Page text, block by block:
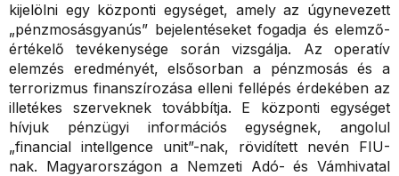
kijelölni egy központi egységet, amely az úgynevezett
„pénzmosásgyanús” bejelentéseket fogadja és elemző-
értékelő tevékenysége során vizsgálja. Az operatív
elemzés eredményét, elsősorban a pénzmosás és a
terrorizmus finanszírozása elleni fellépés érdekében az
illetékes szerveknek továbbítja. E központi egységet
hívjuk pénzügyi információs egységnek, angolul
„financial intellgence unit”-nak, rövidített nevén FIU-
nak. Magyarországon a Nemzeti Adó- és Vámhivatal